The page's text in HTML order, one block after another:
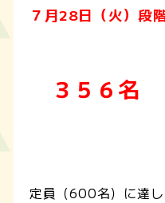
７月28日（火）段
３５６名
定員（600名）に達